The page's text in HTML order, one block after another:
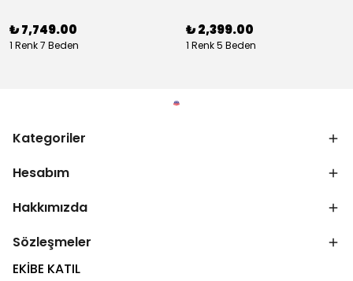
₺ 7,749.00
1 Renk 7 Beden
₺ 2,399.00
1 Renk 5 Beden
Kategoriler
Hesabım
Hakkımızda
Sözleşmeler
EKİBE KATIL